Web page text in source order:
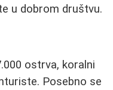
u dobrom društvu.
ostrva, koralni
Posebno se